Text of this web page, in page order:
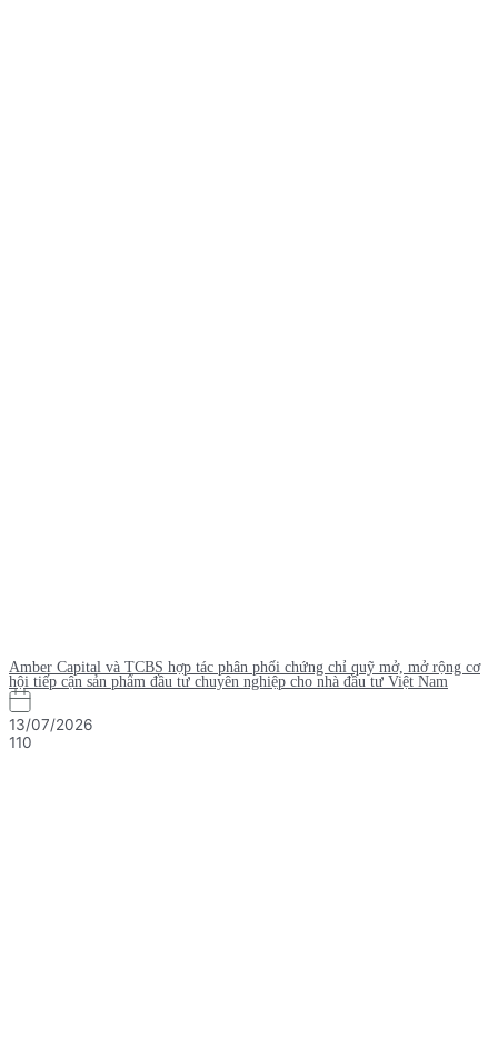
Amber Capital và TCBS hợp tác phân phối chứng chỉ quỹ mở, mở rộng cơ
hội tiếp cận sản phẩm đầu tư chuyên nghiệp cho nhà đầu tư Việt Nam
13/07/2026
110